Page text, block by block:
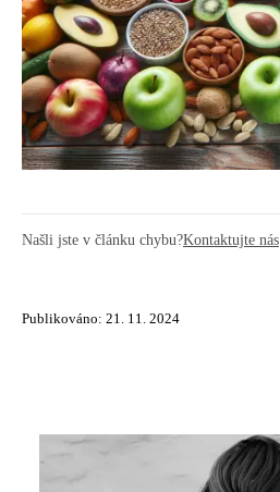
Našli jste v článku chybu?Kontaktujte nás
Publikováno: 21. 11. 2024